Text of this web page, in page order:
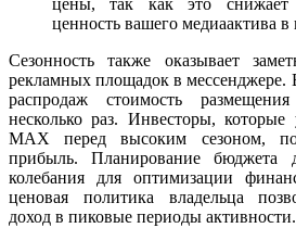
цены, так как это снижает
ценность вашего медиаактива в
Сезонность также оказывает
рекламных площадок в мессенджере.
распродаж стоимость
несколько раз. Инвесторы,
MAX перед высоким сезоном,
прибыль. Планирование бюджета
колебания для оптимизации
ценовая политика владельца
доход в пиковые периоды активности.